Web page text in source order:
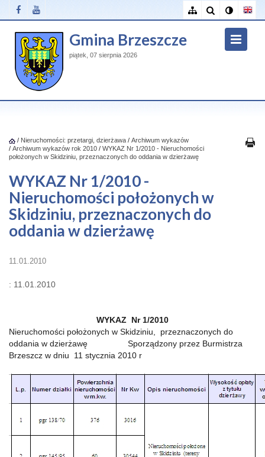
Gmina Brzeszcze
piątek, 07 sierpnia 2026
/ Nieruchomości: przetargi, dzierżawa / Archiwum wykazów
/ Archiwum wykazów rok 2010 / WYKAZ Nr 1/2010 - Nieruchomości
położonych w Skidziniu, przeznaczonych do oddania w dzierżawę
WYKAZ Nr 1/2010 -
Nieruchomości położonych w
Skidziniu, przeznaczonych do
oddania w dzierżawę
11.01.2010
: 11.01.2010
WYKAZ Nr 1/2010
Nieruchomości położonych w Skidziniu, przeznaczonych do
oddania w dzierżawę Sporządzony przez Burmistrza
Brzeszcz w dniu 11 stycznia 2010 r